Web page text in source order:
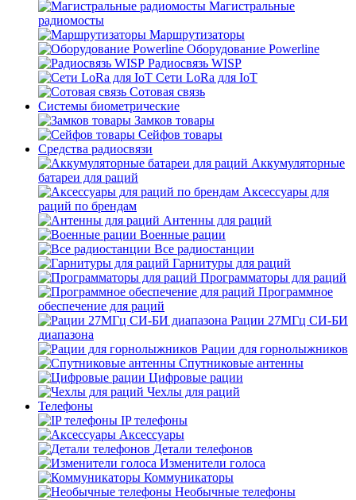
Магистральные
радиомосты
Маршрутизаторы
Оборудование Powerline
Радиосвязь WISP
Сети LoRa для IoT
Сотовая связь
Системы биометрические
Замков товары
Сейфов товары
Средства радиосвязи
Аккумуляторные
батареи для раций
Аксессуары для
раций по брендам
Антенны для раций
Военные рации
Все радиостанции
Гарнитуры для раций
Программаторы для раций
Программное
обеспечение для раций
Рации 27МГц СИ-БИ
диапазона
Рации для горнолыжников
Спутниковые антенны
Цифровые рации
Чехлы для раций
Телефоны
IP телефоны
Аксессуары
Детали телефонов
Изменители голоса
Коммуникаторы
Необычные телефоны